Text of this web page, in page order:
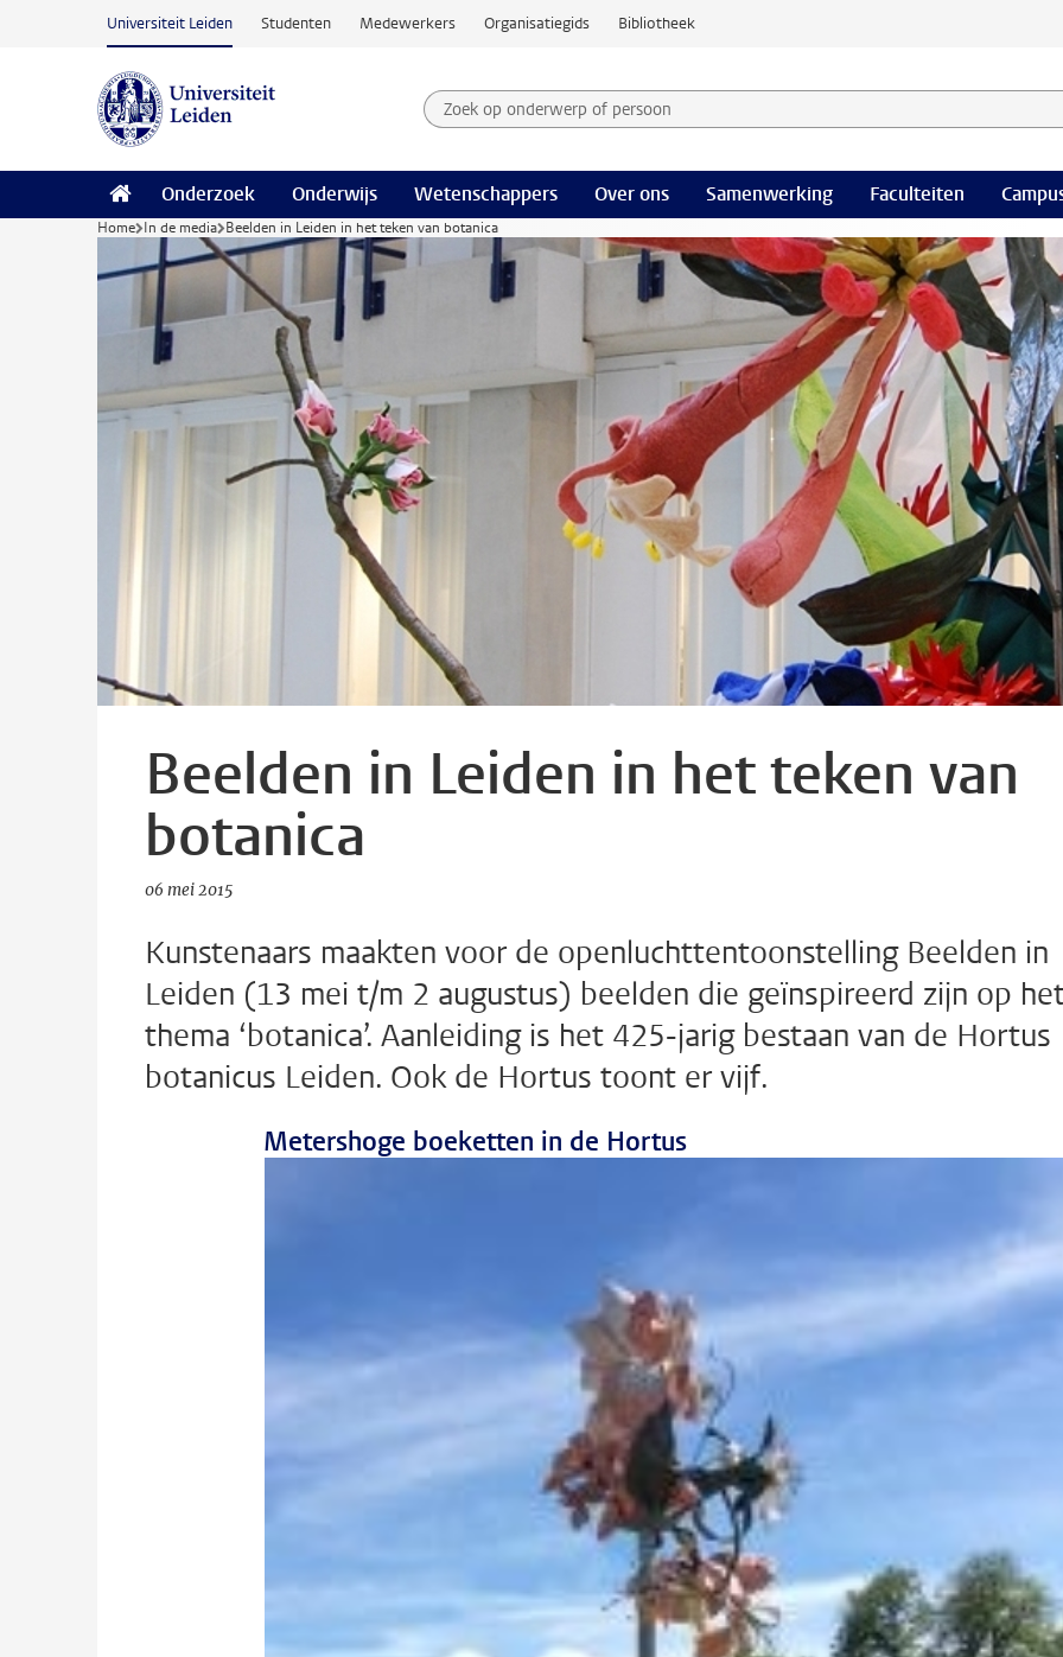
Ga naar hoofdinhoud
Universiteit Leiden Studenten Medewerkers Organisatiegids Bibliotheek
Zoek op onderwerp of persoon en selecteer categorie
Zoekterm
Onderzoek Onderwijs Wetenschappers Over ons Samenwerking Faculteiten
Home In de media Beelden in Leiden in het teken van botanica
Beelden in Leiden in het teken van
botanica
06 mei 2015
Kunstenaars maakten voor de openluchttentoonstelling Beelden in
Leiden (13 mei t/m 2 augustus) beelden die geïnspireerd zijn op
thema ‘botanica’. Aanleiding is het 425-jarig bestaan van de Hortus
botanicus Leiden. Ook de Hortus toont er vijf.
Metershoge boeketten in de Hortus